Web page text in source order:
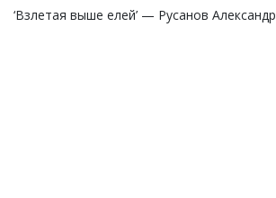
‘Взлетая выше елей’ — Русанов Александр